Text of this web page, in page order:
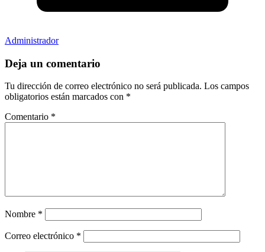
Administrador
Deja un comentario
Tu dirección de correo electrónico no será publicada. Los campos
obligatorios están marcados con *
Comentario *
Nombre *
Correo electrónico *